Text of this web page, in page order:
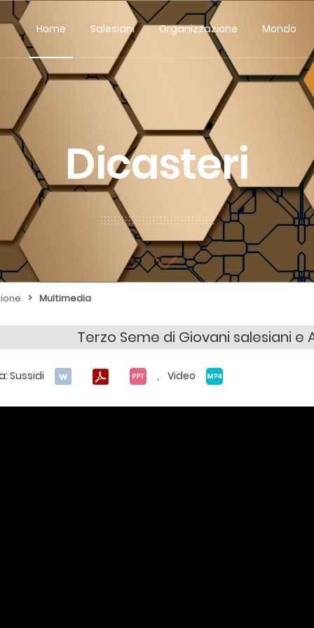
Home Salesiani Organizzazione Mondo
Dicasteri
> Multimedia
Terzo Seme di Giovani salesiani
Sussidi , Video